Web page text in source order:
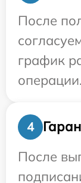
После
график
операции.
4
После